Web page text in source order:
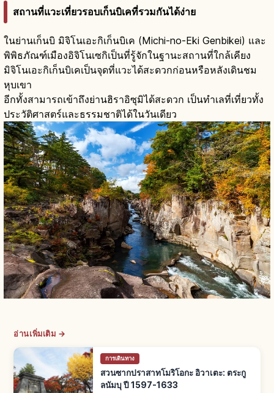
สถานที่แวะเที่ยวรอบเก็นบิเคที่รวมกันได้ง่าย
ในย่านเก็นบิ มิจิโนเอะกิเก็นบิเค (Michi-no-Eki Genbikei) และ
พิพิธภัณฑ์เมืองอิจิโนเซกิเป็นที่รู้จักในฐานะสถานที่ใกล้เคียง
มิจิโนเอะกิเก็นบิเคเป็นจุดที่แวะได้สะดวกก่อนหรือหลังเดินชม
หุบเขา
อีกทั้งสามารถเข้าถึงย่านฮิราอิซุมิได้สะดวก เป็นทำเลที่เที่ยวทั้ง
ประวัติศาสตร์และธรรมชาติได้ในวันเดียว
อ่านเพิ่มเติม →
การเดินทาง
สวนซากปราสาทโมริโอกะ อิวาเตะ: ตระกู
ลนัมบุ ปี 1597-1633